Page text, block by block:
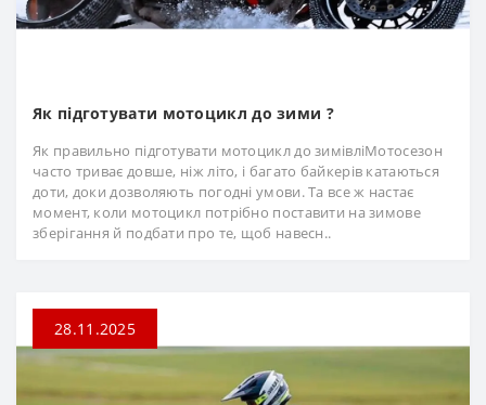
Як підготувати мотоцикл до зими ?
Як правильно підготувати мотоцикл до зимівліМотосезон
часто триває довше, ніж літо, і багато байкерів катаються
доти, доки дозволяють погодні умови. Та все ж настає
момент, коли мотоцикл потрібно поставити на зимове
зберігання й подбати про те, щоб навесн..
28.11.2025